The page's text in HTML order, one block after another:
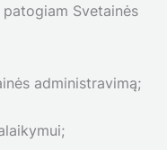
Svetainės
administravimą;